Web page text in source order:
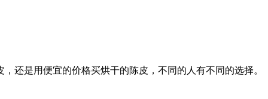
还是用便宜的价格买烘干的陈皮，不同的人有不同的选择。